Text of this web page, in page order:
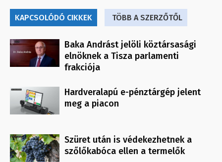
KAPCSOLÓDÓ CIKKEK TÖBB A SZERZŐTŐL
Baka Andrást jelöli köztársasági
elnöknek a Tisza parlamenti
frakciója
Hardveralapú e-pénztárgép jelent
meg a piacon
Szüret után is védekezhetnek a
szőlőkabóca ellen a termelők